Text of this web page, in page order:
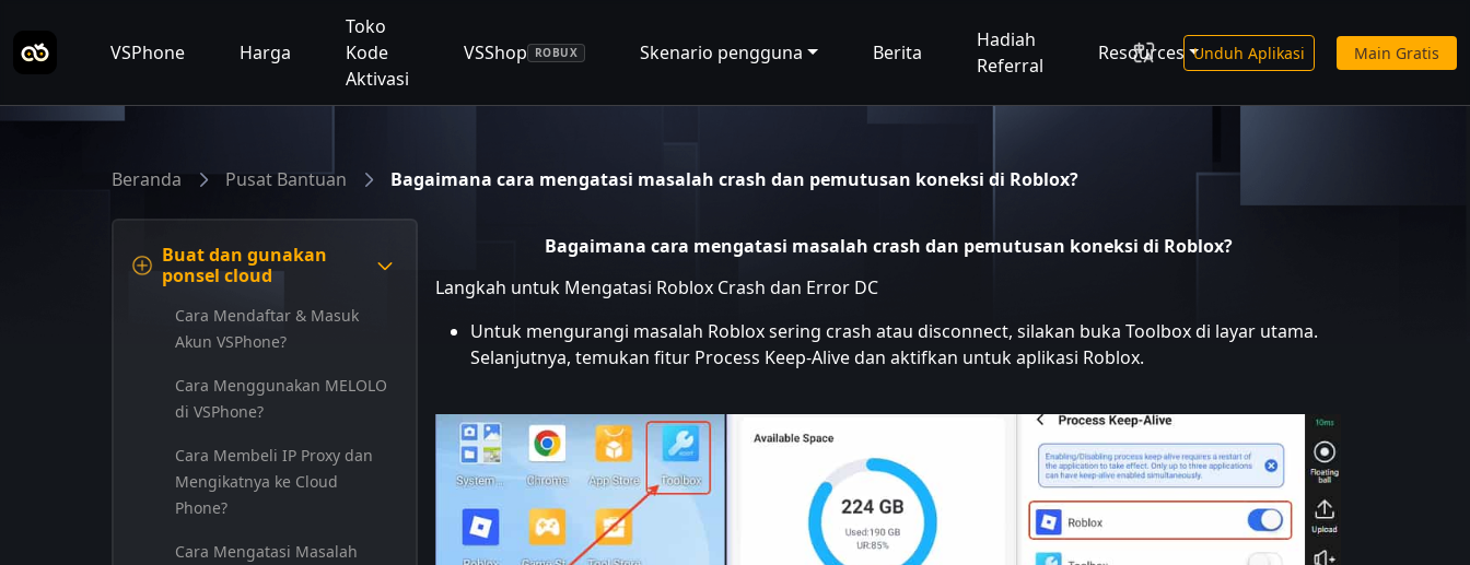
VSPhone Harga
Toko
Kode
Aktivasi
VSShop ROBUX Skenario pengguna Berita
Hadiah
Referral
Resources Unduh Aplikasi Main Gratis
Beranda Pusat Bantuan Bagaimana cara mengatasi masalah crash dan pemutusan koneksi di Roblox?
Buat dan gunakan
ponsel cloud
Cara Mendaftar & Masuk
Akun VSPhone?
Cara Menggunakan MELOLO
di VSPhone?
Cara Membeli IP Proxy dan
Mengikatnya ke Cloud
Phone?
Cara Mengatasi Masalah
Bagaimana cara mengatasi masalah crash dan pemutusan koneksi di Roblox?
Langkah untuk Mengatasi Roblox Crash dan Error DC
Untuk mengurangi masalah Roblox sering crash atau disconnect, silakan buka Toolbox di layar utama.
Selanjutnya, temukan fitur Process Keep-Alive dan aktifkan untuk aplikasi Roblox.